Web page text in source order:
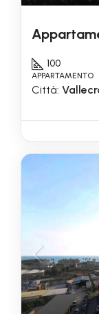
100
APPARTAMENTO
Città: